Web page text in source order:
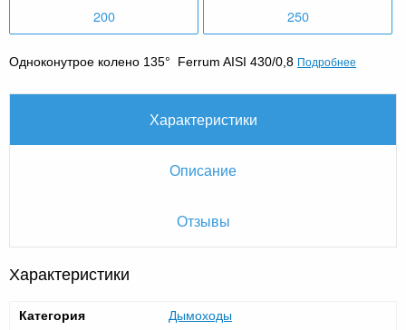
200 250
Одноконутрое колено 135° Ferrum AISI 430/0,8 Подробнее
Характеристики
Описание
Отзывы
Характеристики
Категория
Дымоходы